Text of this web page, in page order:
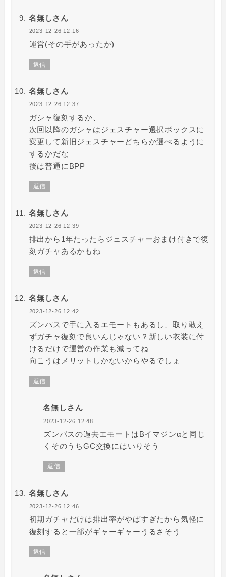
名無しさん
2023-12-26 12:16
運営(その手があったか)
返信
名無しさん
2023-12-26 12:37
ガシャ復刻するか、
次回以降のガシャはジェスチャー選択ボックスに
変更して新旧ジェスチャーどちらか選べるように
するかだな
後は普通にBPP
返信
名無しさん
2023-12-26 12:39
排出から1年たったらジェスチャーおまけ付きで復
刻ガチャあるかもね
返信
名無しさん
2023-12-26 12:42
ズンパスで手に入るエモートもあるし、取り敢え
ずガチャ復刻で良いんじゃない？新しい衣装に付
けるだけで運営の作業も減ってね
向こうはメリットしかないからやるでしょ
返信
名無しさん
2023-12-26 12:48
ズンパスの過去エモートはBイマジンαと同じ
くそのうちGC交換にはいりそう
返信
名無しさん
2023-12-26 12:46
初期ガチャだけは排出率がやばすぎたから気軽に
復刻すると一部がギャーギャーうるさそう
返信